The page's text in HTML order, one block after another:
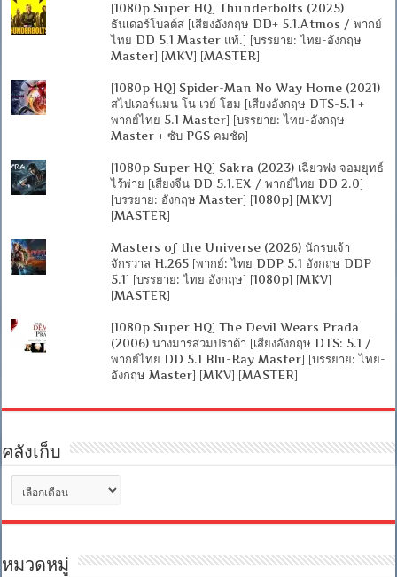
[1080p Super HQ] Thunderbolts (2025)
ธันเดอร์โบลต์ส [เสียงอังกฤษ DD+ 5.1.Atmos / พากย์
ไทย DD 5.1 Master แท้.] [บรรยาย: ไทย-อังกฤษ
Master] [MKV] [MASTER]
[1080p HQ] Spider-Man No Way Home (2021)
สไปเดอร์แมน โน เวย์ โฮม [เสียงอังกฤษ DTS-5.1 +
พากย์ไทย 5.1 Master] [บรรยาย: ไทย-อังกฤษ
Master + ซับ PGS คมชัด]
[1080p Super HQ] Sakra (2023) เฉียวฟง จอมยุทธ์
ไร้พ่าย [เสียงจีน DD 5.1.EX / พากย์ไทย DD 2.0]
[บรรยาย: อังกฤษ Master] [1080p] [MKV]
[MASTER]
Masters of the Universe (2026) นักรบเจ้า
จักรวาล H.265 [พากย์: ไทย DDP 5.1 อังกฤษ DDP
5.1] [บรรยาย: ไทย อังกฤษ] [1080p] [MKV]
[MASTER]
[1080p Super HQ] The Devil Wears Prada
(2006) นางมารสวมปราด้า [เสียงอังกฤษ DTS: 5.1 /
พากย์ไทย DD 5.1 Blu-Ray Master] [บรรยาย: ไทย-
อังกฤษ Master] [MKV] [MASTER]
คลังเก็บ
คลัง
เก็บ
หมวดหมู่